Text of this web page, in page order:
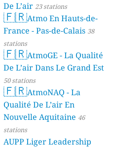
De L’air 23 stations
🇫🇷Atmo En Hauts-de-
France - Pas-de-Calais 38
stations
🇫🇷AtmoGE - La Qualité
De L’air Dans Le Grand Est
50 stations
🇫🇷AtmoNAQ - La
Qualité De L’air En
Nouvelle Aquitaine 46
stations
AUPP Liger Leadership